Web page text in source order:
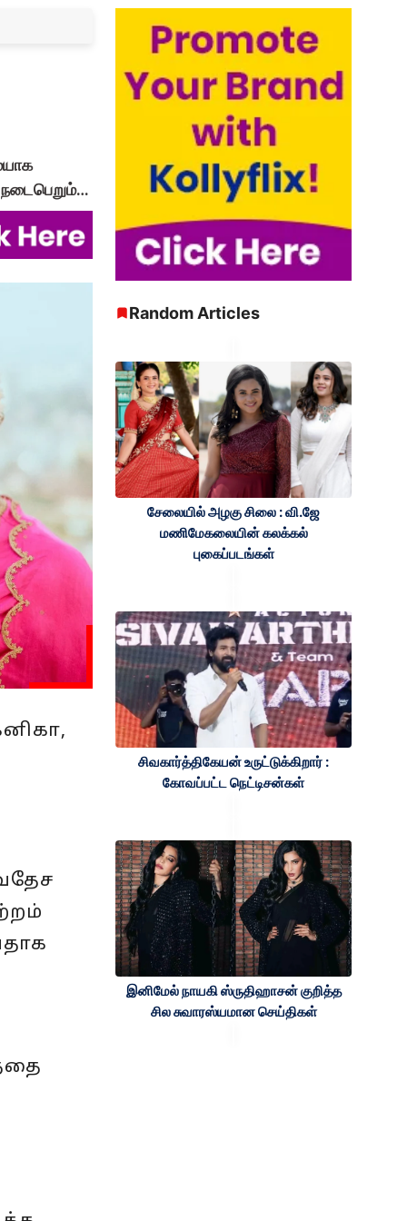
நடைபெறும்…
Random Articles
சேலையில் அழகு சிலை : வி.ஜே
மணிமேகலையின் கலக்கல்
புகைப்படங்கள்
சிவகார்த்திகேயன் உருட்டுக்கிறார் :
கோவப்பட்ட நெட்டிசன்கள்
இனிமேல் நாயகி ஸ்ருதிஹாசன் குறித்த
சில சுவாரஸ்யமான செய்திகள்